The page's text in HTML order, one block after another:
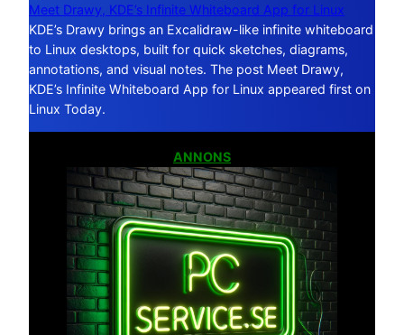
Meet Drawy, KDE’s Infinite Whiteboard App for Linux
KDE’s Drawy brings an Excalidraw-like infinite whiteboard
to Linux desktops, built for quick sketches, diagrams,
annotations, and visual notes. The post Meet Drawy,
KDE’s Infinite Whiteboard App for Linux appeared first on
Linux Today.
ANNONS